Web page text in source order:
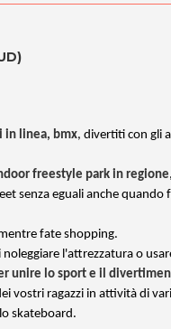
in linea, bmx, divertiti con gli
freestyle park in regione
senza eguali anche quando
fate shopping.
noleggiare l'attrezzatura o
unire lo sport e il
vostri ragazzi in attività di
skateboard.